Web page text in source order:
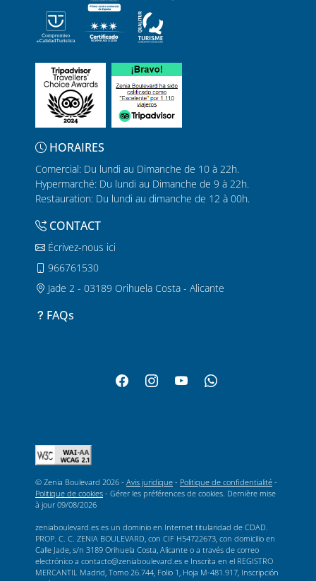
HORAIRES
Comercial: Du lundi au Dimanche de 10 à 22h.
Hypermarché: Du lundi au Dimanche de 9 à 22h.
Restauration: Du lundi au dimanche de 12 à 00h.
CONTACT
Écrivez-nous ici
966761530
Jade 2 - 03189 Orihuela Costa - Alicante
FAQs
© Zenia Boulevard 2026 - Avis juridique - Politique de confidentialité -
Politique de cookies - Gérer les préférences de cookies . Dernière mise
à jour 09/08/2026
zeniaboulevard.es es un dominio en Internet titularidad de CDAD.
PROP. C. C. ZENIA BOULEVARD, con CIF H54722673, con domicilio en
Calle Jade, s/n 3189 Orihuela Costa, Alicante o a través de correo
electrónico a contacto@zeniaboulevard.es e Inscrita en el REGISTRO
MERCANTIL Madrid, Tomo 26.744, Folio 1, Hoja M-481.917, Inscripción